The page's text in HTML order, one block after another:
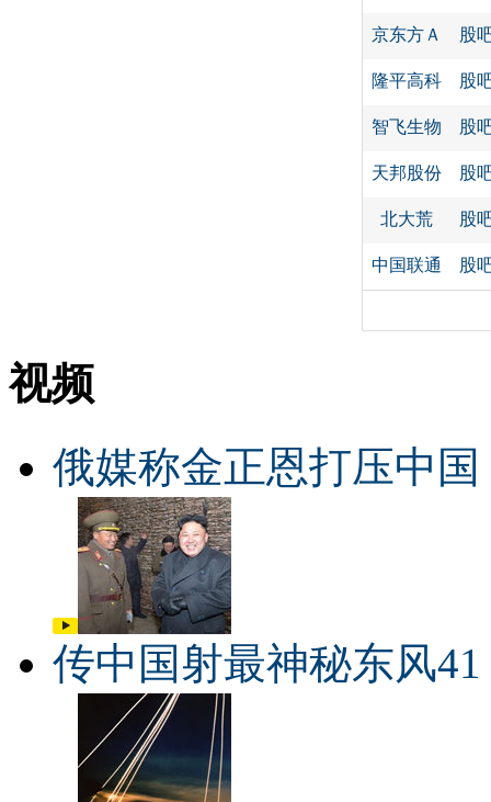
京东方Ａ 股
隆平高科 股
智飞生物 股
天邦股份 股
北大荒 股
中国联通 股
视频
俄媒称金正恩打压中国
传中国射最神秘东风41